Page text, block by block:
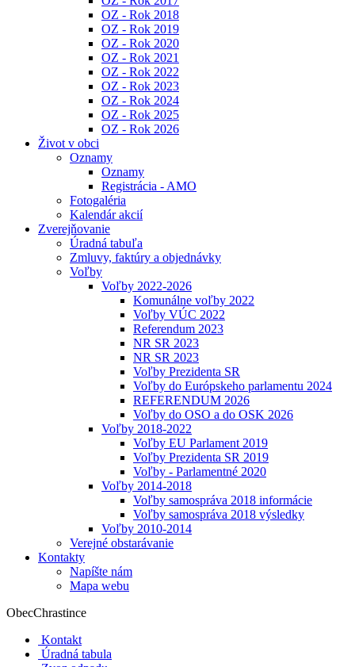
OZ - Rok 2018
OZ - Rok 2019
OZ - Rok 2020
OZ - Rok 2021
OZ - Rok 2022
OZ - Rok 2023
OZ - Rok 2024
OZ - Rok 2025
OZ - Rok 2026
Život v obci
Oznamy
Oznamy
Registrácia - AMO
Fotogaléria
Kalendár akcií
Zverejňovanie
Úradná tabuľa
Zmluvy, faktúry a objednávky
Voľby
Voľby 2022-2026
Komunálne voľby 2022
Voľby VÚC 2022
Referendum 2023
NR SR 2023
NR SR 2023
Voľby Prezidenta SR
Voľby do Európskeho parlamentu 2024
REFERENDUM 2026
Voľby do OSO a do OSK 2026
Voľby 2018-2022
Voľby EU Parlament 2019
Voľby Prezidenta SR 2019
Voľby - Parlamentné 2020
Voľby 2014-2018
Voľby samospráva 2018 informácie
Voľby samospráva 2018 výsledky
Voľby 2010-2014
Verejné obstarávanie
Kontakty
Napíšte nám
Mapa webu
ObecChrastince
Kontakt
Úradná tabula